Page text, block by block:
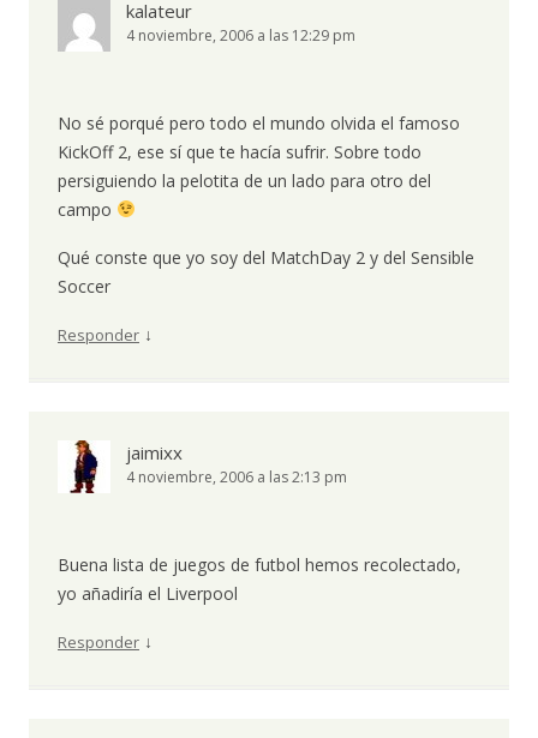
kalateur
4 noviembre, 2006 a las 12:29 pm
No sé porqué pero todo el mundo olvida el famoso
KickOff 2, ese sí que te hacía sufrir. Sobre todo
persiguiendo la pelotita de un lado para otro del
campo
Qué conste que yo soy del MatchDay 2 y del Sensible
Soccer
Responder ↓
jaimixx
4 noviembre, 2006 a las 2:13 pm
Buena lista de juegos de futbol hemos recolectado,
yo añadiría el Liverpool
Responder ↓